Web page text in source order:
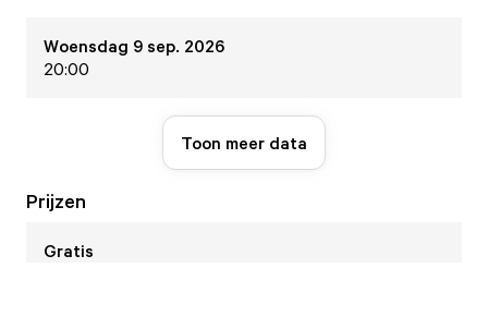
Woensdag 9 sep. 2026
20:00
Toon meer data
Prijzen
Gratis